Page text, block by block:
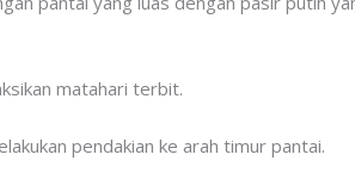
matahari terbit.
pendakian ke arah timur pantai.